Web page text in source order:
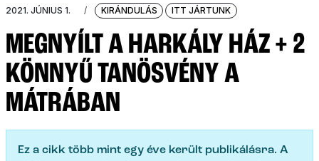
2021. JÚNIUS 1. / KIRÁNDULÁS ITT JÁRTUNK
MEGNYÍLT A HARKÁLY HÁZ + 2
KÖNNYŰ TANÖSVÉNY A
MÁTRÁBAN
Ez a cikk több mint egy éve került publikálásra. A